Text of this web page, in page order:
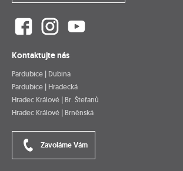
Kontaktujte nás
Pardubice | Dubina
Pardubice | Hradecká
Hradec Králové | Br. Štefanů
Hradec Králové | Brněnská
Zavoláme Vám